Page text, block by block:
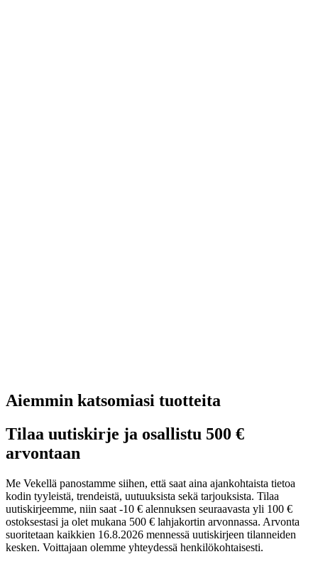
Aiemmin katsomiasi tuotteita
Tilaa uutiskirje ja osallistu 500 €
arvontaan
Me Vekellä panostamme siihen, että saat aina ajankohtaista tietoa
kodin tyyleistä, trendeistä, uutuuksista sekä tarjouksista. Tilaa
uutiskirjeemme, niin saat -10 € alennuksen seuraavasta yli 100 €
ostoksestasi ja olet mukana 500 € lahjakortin arvonnassa. Arvonta
suoritetaan kaikkien 16.8.2026 mennessä uutiskirjeen tilanneiden
kesken. Voittajaan olemme yhteydessä henkilökohtaisesti.